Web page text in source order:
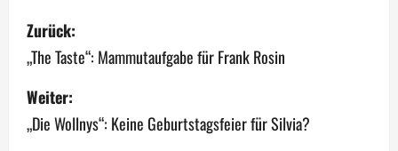
B
e
i
t
Zurück:
„The Taste“: Mammutaufgabe für Frank Rosin
Weiter:
„Die Wollnys“: Keine Geburtstagsfeier für Silvia?